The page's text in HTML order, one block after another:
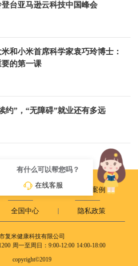
台亚马逊云科技中国峰会
和小米首席科学家袁巧玲博士：
的第一课
约”，“无障碍”就业还有多远
政策动态 成长案例
全国中心 隐私政策
复米健康科技有限公司
周一至周日：9:00-12:00 14:00-18:00
copyright©2019
有什么可以帮您吗？
在线客服